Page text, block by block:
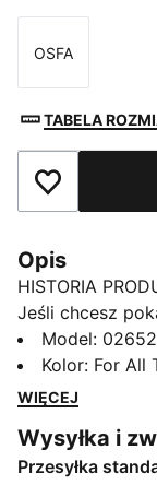
Rozmiar
OSFA
TABELA
Dodaj do
Opis
HISTORIA
Jeśli chcesz
kibicowskie
idealna. Dzięki
pokazać swoją
swoje sprawy w
cieszysz się
Model:
Kolor: For All
WIĘCEJ
Wysyłka i
Przesyłka